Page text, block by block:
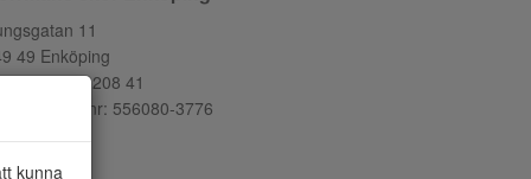
kunna
11
49 Enköping
0171-208 41
556080-3776